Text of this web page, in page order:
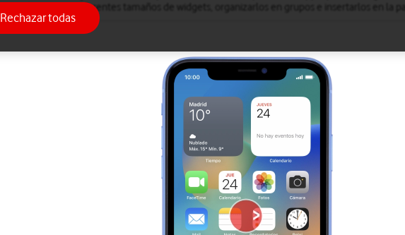
elegir entre diferentes tamaños de widgets, organizarlos en grupos e insertarlos en la
Rechazar todas